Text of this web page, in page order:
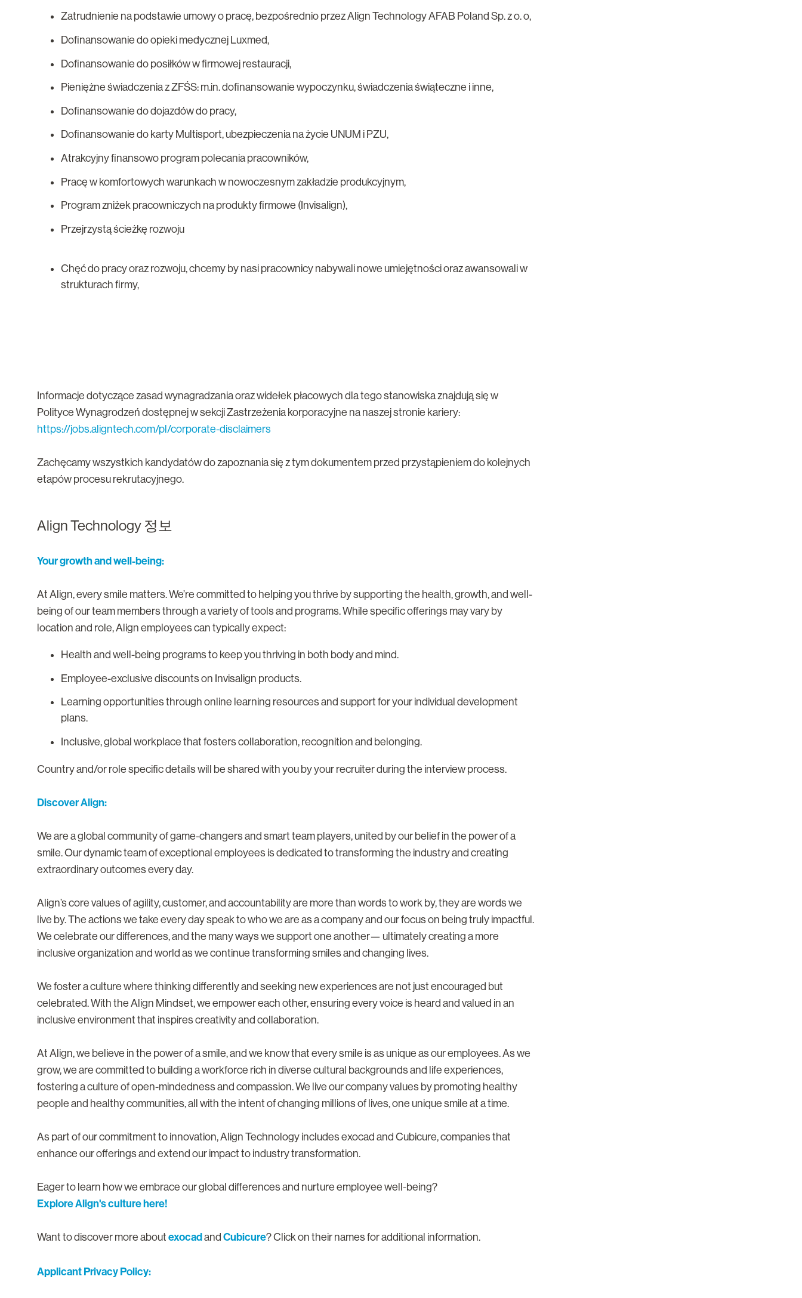
Zatrudnienie na podstawie umowy o pracę, bezpośrednio przez Align Technology AFAB Poland Sp. z o. o,
Dofinansowanie do opieki medycznej Luxmed,
Dofinansowanie do posiłków w firmowej restauracji,
Pieniężne świadczenia z ZFŚS: m.in. dofinansowanie wypoczynku, świadczenia świąteczne i inne,
Dofinansowanie do dojazdów do pracy,
Dofinansowanie do karty Multisport, ubezpieczenia na życie UNUM i PZU,
Atrakcyjny finansowo program polecania pracowników,
Pracę w komfortowych warunkach w nowoczesnym zakładzie produkcyjnym,
Program zniżek pracowniczych na produkty firmowe (Invisalign),
Przejrzystą ścieżkę rozwoju
Chęć do pracy oraz rozwoju, chcemy by nasi pracownicy nabywali nowe umiejętności oraz awansowali w
strukturach firmy,
Informacje dotyczące zasad wynagradzania oraz widełek płacowych dla tego stanowiska znajdują się w
Polityce Wynagrodzeń dostępnej w sekcji Zastrzeżenia korporacyjne na naszej stronie kariery:
https://jobs.aligntech.com/pl/corporate-disclaimers
Zachęcamy wszystkich kandydatów do zapoznania się z tym dokumentem przed przystąpieniem do kolejnych
etapów procesu rekrutacyjnego.
Align Technology 정보
Your growth and well-being:
At Align, every smile matters. We’re committed to helping you thrive by supporting the health, growth, and well-
being of our team members through a variety of tools and programs. While specific offerings may vary by
location and role, Align employees can typically expect:
Health and well-being programs to keep you thriving in both body and mind.
Employee-exclusive discounts on Invisalign products.
Learning opportunities through online learning resources and support for your individual development
plans.
Inclusive, global workplace that fosters collaboration, recognition and belonging.
Country and/or role specific details will be shared with you by your recruiter during the interview process.
Discover Align:
We are a global community of game-changers and smart team players, united by our belief in the power of a
smile. Our dynamic team of exceptional employees is dedicated to transforming the industry and creating
extraordinary outcomes every day.
Align’s core values of agility, customer, and accountability are more than words to work by, they are words we
live by. The actions we take every day speak to who we are as a company and our focus on being truly impactful.
We celebrate our differences, and the many ways we support one another— ultimately creating a more
inclusive organization and world as we continue transforming smiles and changing lives.
We foster a culture where thinking differently and seeking new experiences are not just encouraged but
celebrated. With the Align Mindset, we empower each other, ensuring every voice is heard and valued in an
inclusive environment that inspires creativity and collaboration.
At Align, we believe in the power of a smile, and we know that every smile is as unique as our employees. As we
grow, we are committed to building a workforce rich in diverse cultural backgrounds and life experiences,
fostering a culture of open-mindedness and compassion. We live our company values by promoting healthy
people and healthy communities, all with the intent of changing millions of lives, one unique smile at a time.
As part of our commitment to innovation, Align Technology includes exocad and Cubicure, companies that
enhance our offerings and extend our impact to industry transformation.
Eager to learn how we embrace our global differences and nurture employee well-being?
Explore Align's culture here!
Want to discover more about exocadand Cubicure? Click on their names for additional information.
Applicant Privacy Policy: